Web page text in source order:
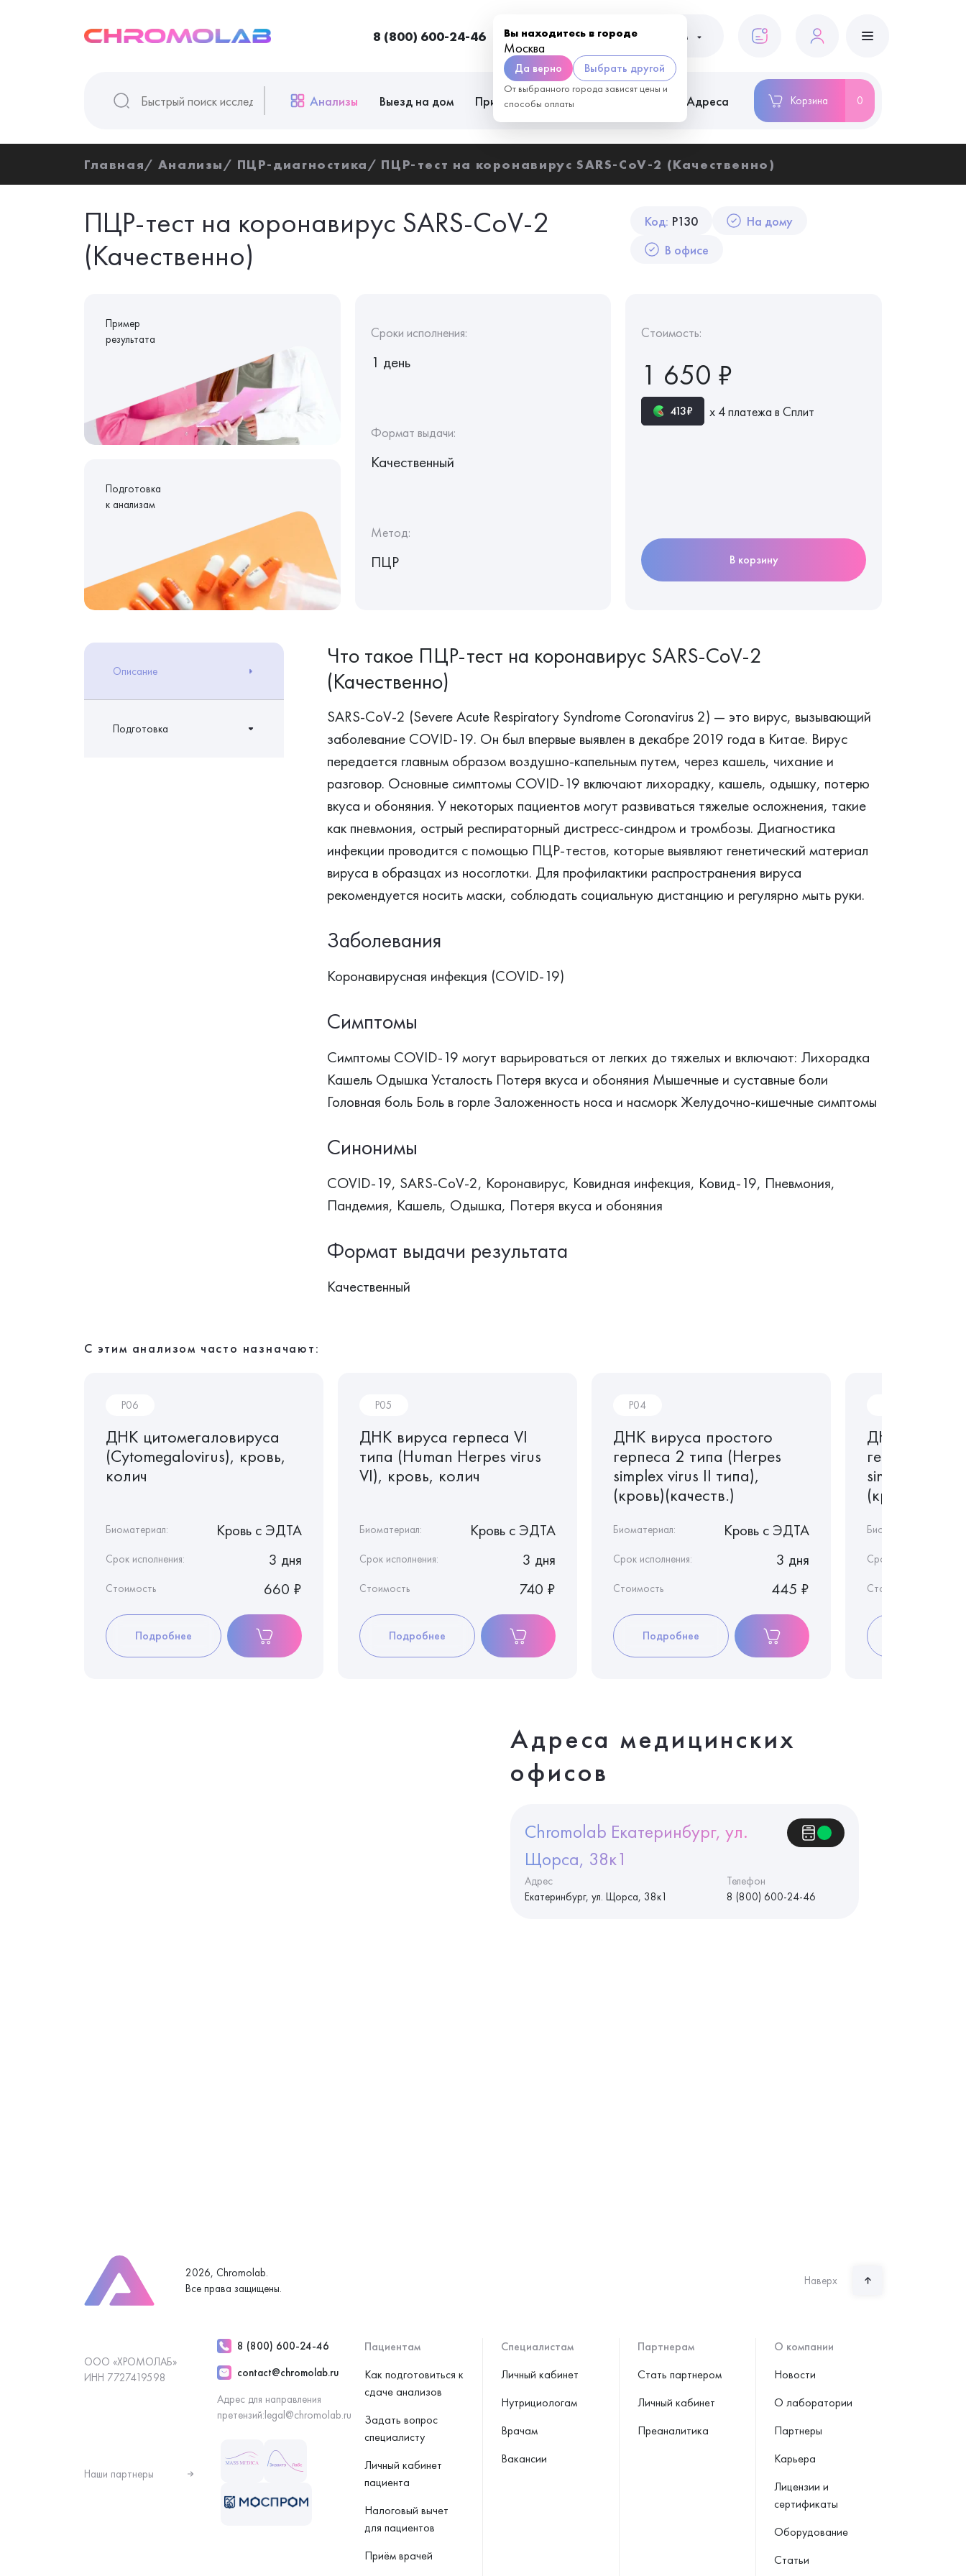
8 (800) 600-24-46 Вы находитесь в городе
Москва
Да верно Выбрать другой
От выбранного города зависят цены и
способы оплаты
Москва Пациентам
Анализы Выезд на дом Приём врачей Адреса Корзина 0
Главная Анализы ПЦР-диагностика ПЦР-тест на коронавирус SARS-CoV-2 (Качественно)
Код: P130
На дому
В офисе
ПЦР-тест на коронавирус SARS-CoV-2
(Качественно)
Пример
результата
Подготовка
к анализам
Сроки исполнения:
1 день
Формат выдачи:
Качественный
Метод:
ПЦР
Стоимость:
1 650 ₽
413₽ х 4 платежа в Сплит
В корзину
Описание
Подготовка
Что такое ПЦР-тест на коронавирус SARS-CoV-2
(Качественно)
SARS-CoV-2 (Severe Acute Respiratory Syndrome Coronavirus 2) — это вирус, вызывающий
заболевание COVID-19. Он был впервые выявлен в декабре 2019 года в Китае. Вирус
передается главным образом воздушно-капельным путем, через кашель, чихание и
разговор. Основные симптомы COVID-19 включают лихорадку, кашель, одышку, потерю
вкуса и обоняния. У некоторых пациентов могут развиваться тяжелые осложнения, такие
как пневмония, острый респираторный дистресс-синдром и тромбозы. Диагностика
инфекции проводится с помощью ПЦР-тестов, которые выявляют генетический материал
вируса в образцах из носоглотки. Для профилактики распространения вируса
рекомендуется носить маски, соблюдать социальную дистанцию и регулярно мыть руки.
Заболевания
Коронавирусная инфекция (COVID-19)
Симптомы
Симптомы COVID-19 могут варьироваться от легких до тяжелых и включают: Лихорадка
Кашель Одышка Усталость Потеря вкуса и обоняния Мышечные и суставные боли
Головная боль Боль в горле Заложенность носа и насморк Желудочно-кишечные симптомы
Синонимы
COVID-19, SARS-CoV-2, Коронавирус, Ковидная инфекция, Ковид-19, Пневмония,
Пандемия, Кашель, Одышка, Потеря вкуса и обоняния
Формат выдачи результата
Качественный
С этим анализом часто назначают:
P06
ДНК цитомегаловируса
(Cytomegalovirus), кровь,
колич
Биоматериал: Кровь c ЭДТА
Срок исполнения: 3 дня
Стоимость 660 ₽
Подробнее
P05
ДНК вируса герпеса VI
типа (Human Herpes virus
VI), кровь, колич
Биоматериал: Кровь c ЭДТА
Срок исполнения: 3 дня
Стоимость 740 ₽
Подробнее
P04
ДНК вируса простого
герпеса 2 типа (Herpes
simplex virus II типа),
(кровь)(качеств.)
Биоматериал: Кровь c ЭДТА
Срок исполнения: 3 дня
Стоимость 445 ₽
Подробнее
ДНК вируса
герпеса 1
simplex virus
Биоматериал:
Срок исполнения:
Стоимость
Адреса медицинских
офисов
Chromolab Екатеринбург, ул.
Щорса, 38к1
Адрес
Екатеринбург, ул. Щорса, 38к1
Телефон
8 (800) 600-24-46
2026, Chromolab.
Все права защищены.
Наверх
Пациентам
Как подготовиться к
сдаче анализов
Задать вопрос
специалисту
Личный кабинет
пациента
Налоговый вычет
для пациентов
Приём врачей
Специалистам
Личный кабинет
Нутрициологам
Врачам
Вакансии
Партнерам
Стать партнером
Личный кабинет
Преаналитика
О компании
Новости
О лаборатории
Партнеры
Карьера
Лицензии и
сертификаты
Оборудование
Статьи
ООО «ХРОМОЛАБ»
ИНН 7727419598
8 (800) 600-24-46
contact@chromolab.ru
Адрес для направления
претензий:legal@chromolab.ru
Наши партнеры